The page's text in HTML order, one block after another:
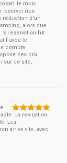
le mois
réserver nos
réduction d'un
alors que
la réservation fut
avec le
compte
des prix
sur ce site,
La navigation
Les
arrive vite, avec